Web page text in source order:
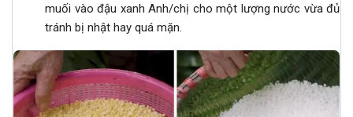
muối vào đậu xanh Anh/chị cho một lượng nước vừa đủ
tránh bị nhật hay quá mặn.